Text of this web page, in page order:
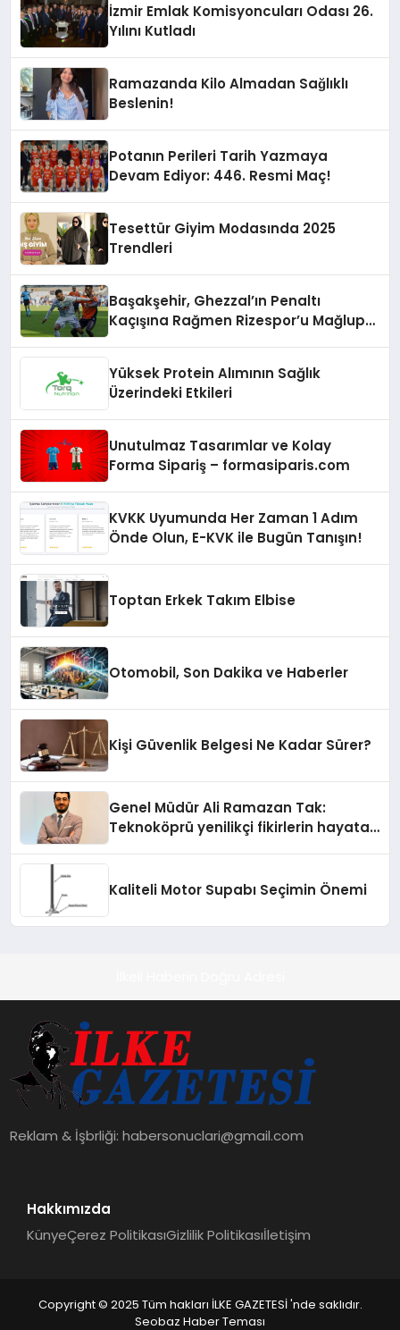
İzmir Emlak Komisyoncuları Odası 26.
Yılını Kutladı
Ramazanda Kilo Almadan Sağlıklı
Beslenin!
Potanın Perileri Tarih Yazmaya
Devam Ediyor: 446. Resmi Maç!
Tesettür Giyim Modasında 2025
Trendleri
Başakşehir, Ghezzal’ın Penaltı
Kaçışına Rağmen Rizespor’u Mağlup
Yüksek Protein Alımının Sağlık
Üzerindeki Etkileri
Unutulmaz Tasarımlar ve Kolay
Forma Sipariş – formasiparis.com
KVKK Uyumunda Her Zaman 1 Adım
Önde Olun, E-KVK ile Bugün Tanışın!
Toptan Erkek Takım Elbise
Otomobil, Son Dakika ve Haberler
Kişi Güvenlik Belgesi Ne Kadar Sürer?
Genel Müdür Ali Ramazan Tak:
Teknoköprü yenilikçi fikirlerin hayata
Kaliteli Motor Supabı Seçimin Önemi
Reklam & İşbrliği:habersonuclari@gmail.com
Hakkımızda
KünyeÇerez PolitikasıGizlilik Politikasıİletişim
Copyright © 2025 Tüm hakları İLKE GAZETESİ 'nde saklıdır.
Seobaz Haber Teması